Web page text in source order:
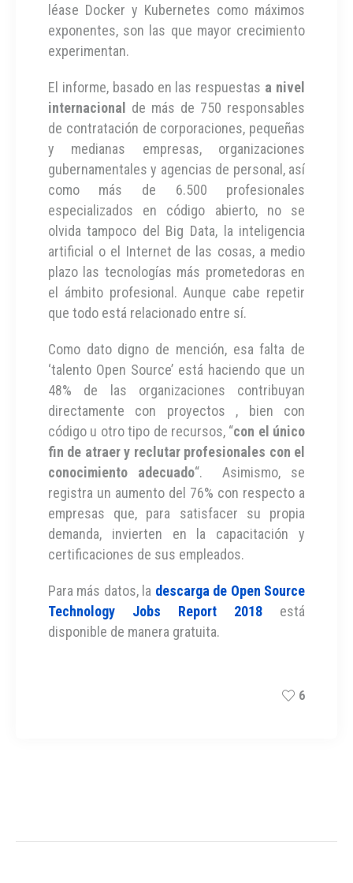
léase Docker y Kubernetes como máximos
exponentes, son las que mayor crecimiento
experimentan.
El informe, basado en las respuestas a nivel
internacional de más de 750 responsables
de contratación de corporaciones, pequeñas
y medianas empresas, organizaciones
gubernamentales y agencias de personal, así
como más de 6.500 profesionales
especializados en código abierto, no se
olvida tampoco del Big Data, la inteligencia
artificial o el Internet de las cosas, a medio
plazo las tecnologías más prometedoras en
el ámbito profesional. Aunque cabe repetir
que todo está relacionado entre sí.
Como dato digno de mención, esa falta de
‘talento Open Source’ está haciendo que un
48% de las organizaciones contribuyan
directamente con proyectos , bien con
código u otro tipo de recursos, “con el único
fin de atraer y reclutar profesionales con el
conocimiento adecuado“. Asimismo, se
registra un aumento del 76% con respecto a
empresas que, para satisfacer su propia
demanda, invierten en la capacitación y
certificaciones de sus empleados.
Para más datos, la descarga de Open Source
Technology Jobs Report 2018 está
disponible de manera gratuita.
6